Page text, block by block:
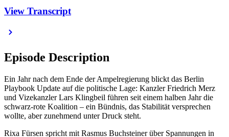
View Transcript
Episode Description
Ein Jahr nach dem Ende der Ampelregierung blickt das Berlin
Playbook Update auf die politische Lage: Kanzler Friedrich Merz
und Vizekanzler Lars Klingbeil führen seit einem halben Jahr die
schwarz-rote Koalition – ein Bündnis, das Stabilität versprechen
wollte, aber zunehmend unter Druck steht.
Rixa Fürsen spricht mit Rasmus Buchsteiner über Spannungen in